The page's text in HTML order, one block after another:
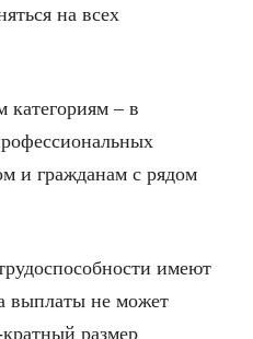
на всех
категориям – в
и гражданам с рядом
имеют
выплаты не может
размер